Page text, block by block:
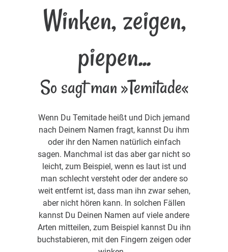
Winken, zeigen,
piepen...
So sagt man »Temitade«
Wenn Du Temitade heißt und Dich jemand
nach Deinem Namen fragt, kannst Du ihm
oder ihr den Namen natürlich einfach
sagen. Manchmal ist das aber gar nicht so
leicht, zum Beispiel, wenn es laut ist und
man schlecht versteht oder der andere so
weit entfernt ist, dass man ihn zwar sehen,
aber nicht hören kann. In solchen Fällen
kannst Du Deinen Namen auf viele andere
Arten mitteilen, zum Beispiel kannst Du ihn
buchstabieren, mit den Fingern zeigen oder